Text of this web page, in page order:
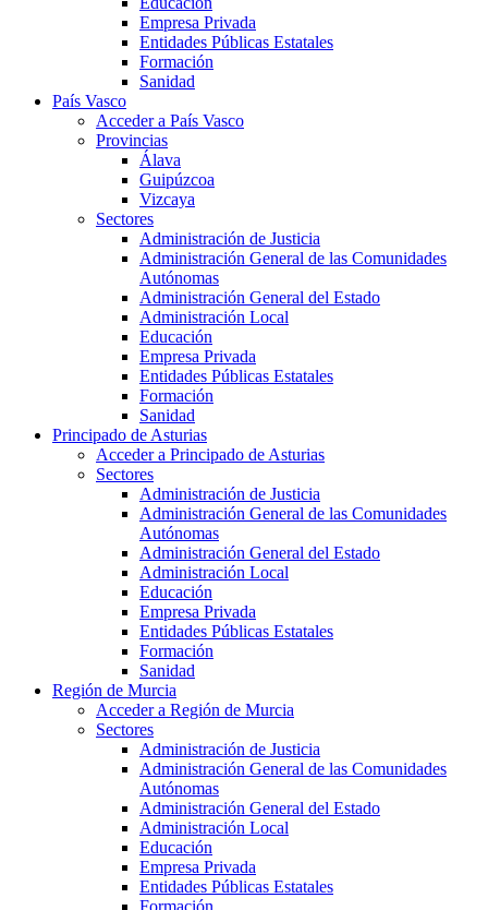
Empresa Privada
Entidades Públicas Estatales
Formación
Sanidad
País Vasco
Acceder a País Vasco
Provincias
Álava
Guipúzcoa
Vizcaya
Sectores
Administración de Justicia
Administración General de las Comunidades
Autónomas
Administración General del Estado
Administración Local
Educación
Empresa Privada
Entidades Públicas Estatales
Formación
Sanidad
Principado de Asturias
Acceder a Principado de Asturias
Sectores
Administración de Justicia
Administración General de las Comunidades
Autónomas
Administración General del Estado
Administración Local
Educación
Empresa Privada
Entidades Públicas Estatales
Formación
Sanidad
Región de Murcia
Acceder a Región de Murcia
Sectores
Administración de Justicia
Administración General de las Comunidades
Autónomas
Administración General del Estado
Administración Local
Educación
Empresa Privada
Entidades Públicas Estatales